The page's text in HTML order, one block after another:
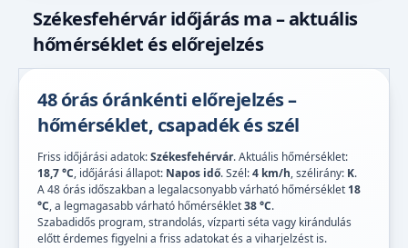
Székesfehérvár időjárás ma – aktuális
hőmérséklet és előrejelzés
48 órás óránkénti előrejelzés –
hőmérséklet, csapadék és szél
Friss időjárási adatok:Székesfehérvár. Aktuális hőmérséklet:
18,7 °C, időjárási állapot: Napos idő. Szél:4 km/h, szélirány: K.
A 48 órás időszakban a legalacsonyabb várható hőmérséklet 18
°C, a legmagasabb várható hőmérséklet38 °C.
Szabadidős program, strandolás, vízparti séta vagy kirándulás
előtt érdemes figyelni a friss adatokat és a viharjelzést is.